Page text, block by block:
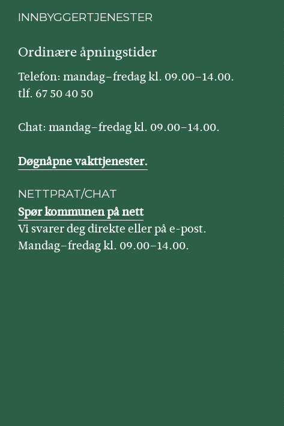
INNBYGGERTJENESTER
Ordinære åpningstider
Telefon: mandag–fredag kl. 09.00–14.00.
tlf. 67 50 40 50
Chat: mandag–fredag kl. 09.00–14.00.
Døgnåpne vakttjenester.
NETTPRAT/CHAT
Spør kommunen på nett
Vi svarer deg direkte eller på e-post.
Mandag–fredag kl. 09.00–14.00.